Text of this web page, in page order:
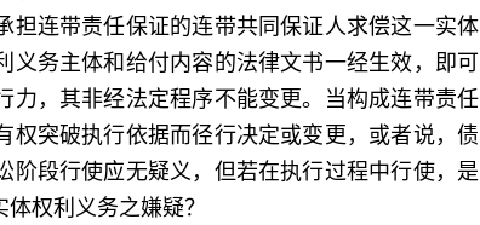
连带责任保证的连带共同保证人求偿这一实体
务主体和给付内容的法律文书一经生效，即可
，其非经法定程序不能变更。当构成连带责任
突破执行依据而径行决定或变更，或者说，债
段行使应无疑义，但若在执行过程中行使，是
权利义务之嫌疑？